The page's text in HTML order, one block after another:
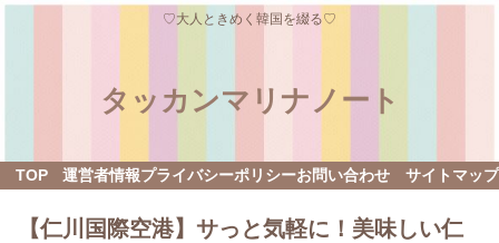
♡大人ときめく韓国を綴る♡
タッカンマリナノート
TOP 運営者情報プライバシーポリシーお問い合わせ サイトマップ
【仁川国際空港】サっと気軽に！美味しい仁